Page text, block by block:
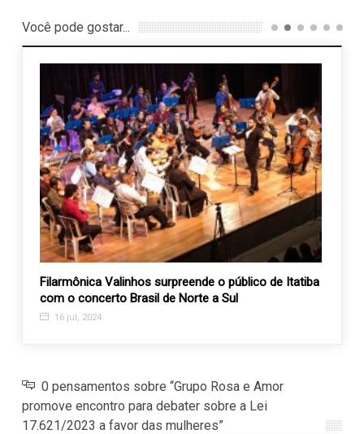
Você pode gostar...
Filarmônica Valinhos surpreende o público de Itatiba
com o concerto Brasil de Norte a Sul
16 jul, 2024
0 pensamentos sobre “Grupo Rosa e Amor
promove encontro para debater sobre a Lei
17.621/2023 a favor das mulheres”